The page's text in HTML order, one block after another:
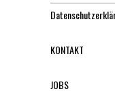
KONTAKT
JOBS